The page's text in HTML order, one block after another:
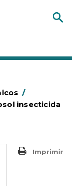
/
insecticida
Imprimir